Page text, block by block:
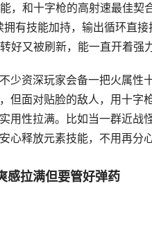
能，和十字枪的高射速最佳
拥有技能加持，输出循环直
好又被刷新，能一直开着强
少资深玩家会备一把火属性
但面对贴脸的敌人，用十字
用性拉满。比如当一群近战
心释放元素技能，不用再分
感拉满但要管好弹药